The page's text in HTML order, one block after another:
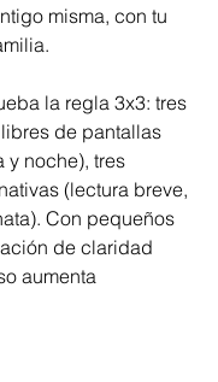
misma, con tu
la regla 3x3: tres
de pantallas
y noche), tres
(lectura breve,
Con pequeños
de claridad
aumenta